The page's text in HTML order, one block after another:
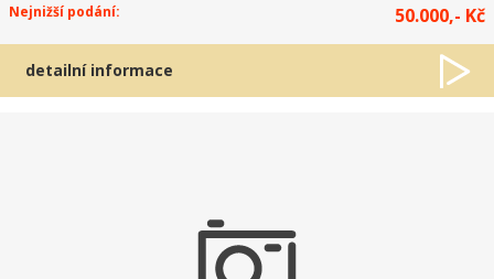
Nejnižší podání:
50.000,- Kč
detailní informace